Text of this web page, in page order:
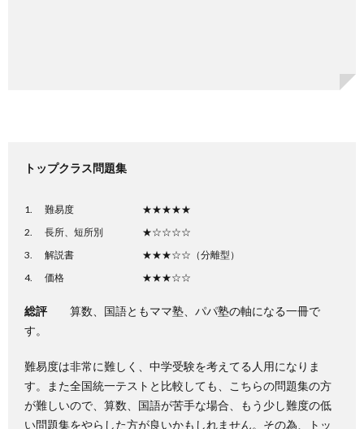
トップクラス問題集
難易度 ★★★★★
長所、短所別 ★☆☆☆☆
解説書 ★★★☆☆（分離型）
価格 ★★★☆☆
総評算数、国語ともママ塾、パパ塾の軸になる一冊で
す。
難易度は非常に難しく、中学受験を考えてる人用になりま
す。また全国統一テストと比較しても、こちらの問題集の方
が難しいので、算数、国語が苦手な場合、もう少し難度の低
い問題集をやらした方が良いかもしれません。その為、トッ